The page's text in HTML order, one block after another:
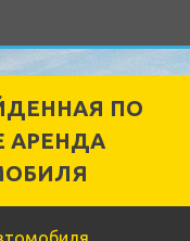
ПО
АРЕНДА